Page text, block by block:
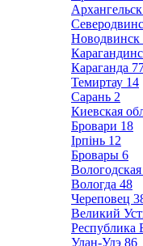
Архангельск
Новодвинск
Караганда
Темиртау 14
Сарань 2
Киевская
Бровари 18
Ірпінь 12
Бровары 6
Вологодская
Вологда 48
Череповец
Великий
Республика
Улан-Удэ 86